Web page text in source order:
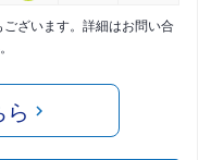
ざいます。詳細はお問い合